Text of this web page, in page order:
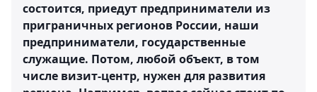
состоится, приедут предприниматели из
приграничных регионов России, наши
предприниматели, государственные
служащие. Потом, любой объект, в том
числе визит-центр, нужен для развития